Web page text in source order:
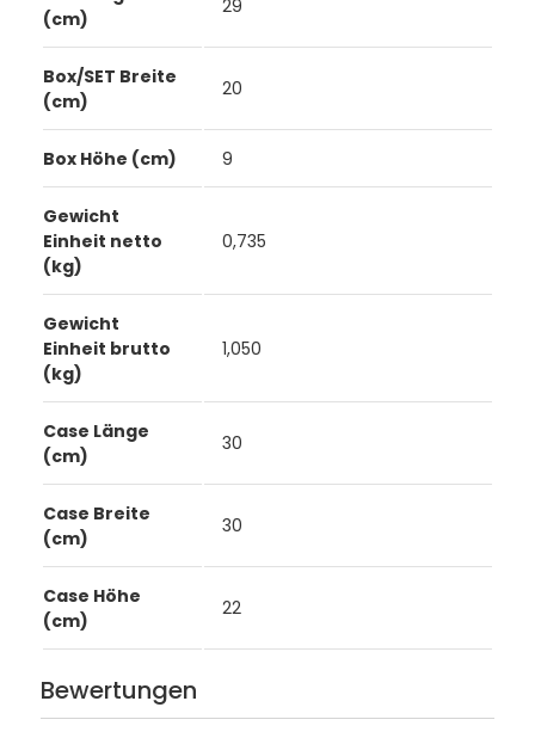
(cm)
29
Box/SET Breite
(cm)
20
Box Höhe (cm) 9
Gewicht
Einheit netto
(kg)
0,735
Gewicht
Einheit brutto
(kg)
1,050
Case Länge
(cm)
30
Case Breite
(cm)
30
Case Höhe
(cm)
22
Bewertungen